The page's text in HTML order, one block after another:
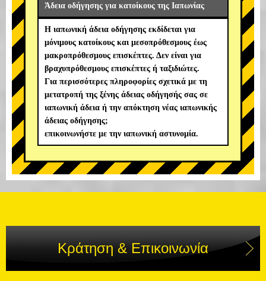
Άδεια οδήγησης για κατοίκους της Ιαπωνίας
Η ιαπωνική άδεια οδήγησης εκδίδεται για
μόνιμους κατοίκους και μεσοπρόθεσμους έως
μακροπρόθεσμους επισκέπτες. Δεν είναι για
βραχυπρόθεσμους επισκέπτες ή ταξιδιώτες.
Για περισσότερες πληροφορίες σχετικά με τη
μετατροπή της ξένης άδειας οδήγησής σας σε
ιαπωνική άδεια ή την απόκτηση νέας ιαπωνικής
άδειας οδήγησης;
επικοινωνήστε με την ιαπωνική αστυνομία.
Κράτηση & Επικοινωνία